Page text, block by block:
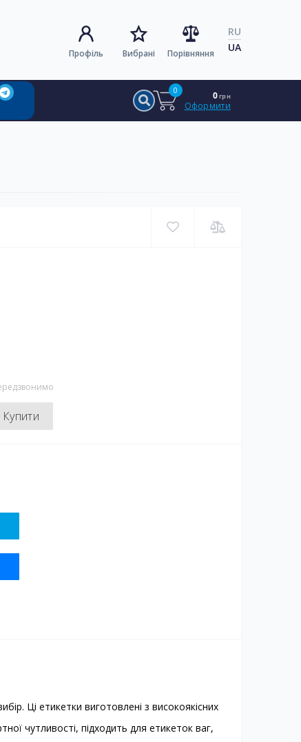
Профіль Вибрані Порівняння
RU
UA
0 0грн
Оформити
Купити
Ці етикетки виготовлені з високоякісних
чутливості, підходить для етикеток ваг,